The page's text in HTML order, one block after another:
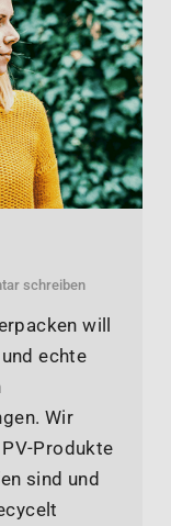
schreiben
will
echte
Wir
Produkte
sind und